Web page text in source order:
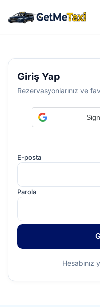
Giriş Yap
Rezervasyonlarınız ve
E-posta
Parola
Hesabınız